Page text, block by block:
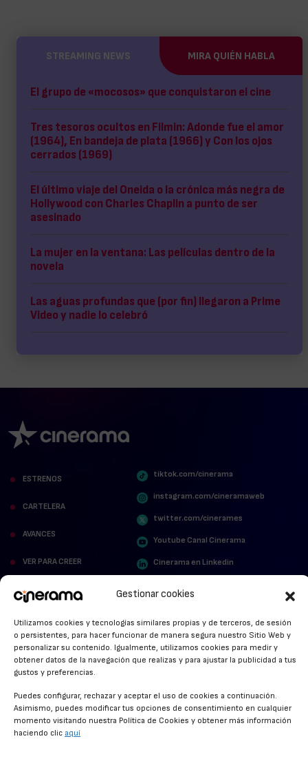
Gestionar cookies
Utilizamos cookies y tecnologías similares propias y de terceros, de sesión
o persistentes, para hacer funcionar de manera segura nuestro Sitio Web y
personalizar su contenido. Igualmente, utilizamos cookies para medir y
obtener datos de la navegación que realizas y para ajustar la publicidad a tus
gustos y preferencias.
Puedes configurar, rechazar y aceptar el uso de cookies a continuación.
Asimismo, puedes modificar tus opciones de consentimiento en cualquier
momento visitando nuestra Política de Cookies y obtener más información
haciendo clic aquí
STREAMING NEWS MIRA QUIÉN HABLA
El grupo de «mocosos» que conquistaron el cine
Tres tesoros ocultos en Filmin: Adonde fue el amor
(1964), En bandeja de plata (1966) y Con los ojos
cerrados (1969)
El último viaje del Oneida o la crónica más negra de
Hollywood con Charles Chaplin a punto de ser
asesinado
La mujer en la ventana: Las películas dentro de la
novela
Las aguas profundas que (por fin) llegaron a Prime
Video y nadie lo celebró
ESTRENOS
CARTELERA
AVANCES
VER PARA CREER
MIRA QUIÉN HABLA
ALFOMBRA ROJA
ANUNCIOS DE CINE
tiktok.com/cinerama
instagram.com/cineramaweb
twitter.com/cinerames
Youtube Canal Cinerama
Cinerama en Linkedin